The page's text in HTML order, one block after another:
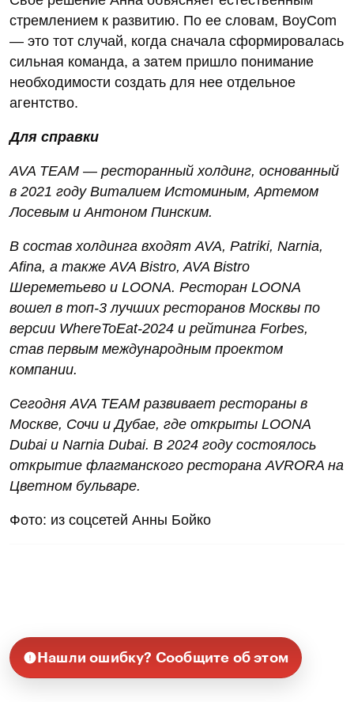
стремлением к развитию. По ее словам, BoyCom
— это тот случай, когда сначала сформировалась
сильная команда, а затем пришло понимание
необходимости создать для нее отдельное
агентство.
Для справки
AVA TEAM — ресторанный холдинг, основанный
в 2021 году Виталием Истоминым, Артемом
Лосевым и Антоном Пинским.
В состав холдинга входят AVA, Patriki, Narnia,
Afina, а также AVA Bistro, AVA Bistro
Шереметьево и LOONA. Ресторан LOONA
вошел в топ-3 лучших ресторанов Москвы по
версии WhereToEat-2024 и рейтинга Forbes,
став первым международным проектом
компании.
Сегодня AVA TEAM развивает рестораны в
Москве, Сочи и Дубае, где открыты LOONA
Dubai и Narnia Dubai. В 2024 году состоялось
открытие флагманского ресторана AVRORA на
Цветном бульваре.
Фото: из соцсетей Анны Бойко
Нашли ошибку? Сообщите об этом